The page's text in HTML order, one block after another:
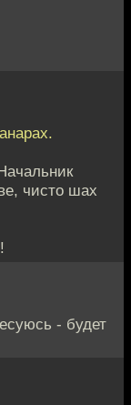
чисто шах
- будет